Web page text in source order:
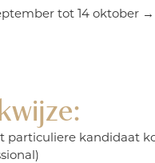
tot 14 oktober →
particuliere kandidaat